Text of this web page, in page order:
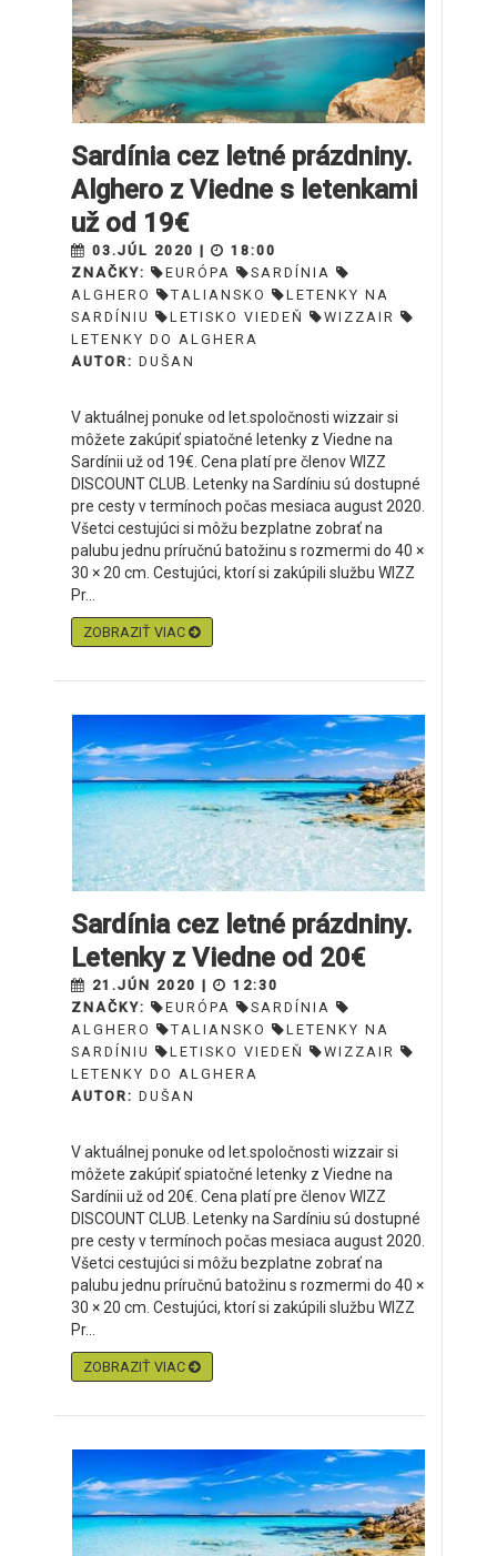
Sardínia cez letné prázdniny.
Alghero z Viedne s letenkami
už od 19€
03.JÚL 2020 |
18:00
ZNAČKY:
EURÓPA
SARDÍNIA
ALGHERO
TALIANSKO
LETENKY NA
SARDÍNIU
LETISKO VIEDEŇ
WIZZAIR
LETENKY DO ALGHERA
AUTOR: DUŠAN
V aktuálnej ponuke od let.spoločnosti wizzair si
môžete zakúpiť spiatočné letenky z Viedne na
Sardínii už od 19€. Cena platí pre členov WIZZ
DISCOUNT CLUB. Letenky na Sardíniu sú dostupné
pre cesty v termínoch počas mesiaca august 2020.
Všetci cestujúci si môžu bezplatne zobrať na
palubu jednu príručnú batožinu s rozmermi do 40 ×
30 × 20 cm. Cestujúci, ktorí si zakúpili službu WIZZ
Pr...
ZOBRAZIŤ VIAC
Sardínia cez letné prázdniny.
Letenky z Viedne od 20€
21.JÚN 2020 |
12:30
ZNAČKY:
EURÓPA
SARDÍNIA
ALGHERO
TALIANSKO
LETENKY NA
SARDÍNIU
LETISKO VIEDEŇ
WIZZAIR
LETENKY DO ALGHERA
AUTOR: DUŠAN
V aktuálnej ponuke od let.spoločnosti wizzair si
môžete zakúpiť spiatočné letenky z Viedne na
Sardínii už od 20€. Cena platí pre členov WIZZ
DISCOUNT CLUB. Letenky na Sardíniu sú dostupné
pre cesty v termínoch počas mesiaca august 2020.
Všetci cestujúci si môžu bezplatne zobrať na
palubu jednu príručnú batožinu s rozmermi do 40 ×
30 × 20 cm. Cestujúci, ktorí si zakúpili službu WIZZ
Pr...
ZOBRAZIŤ VIAC